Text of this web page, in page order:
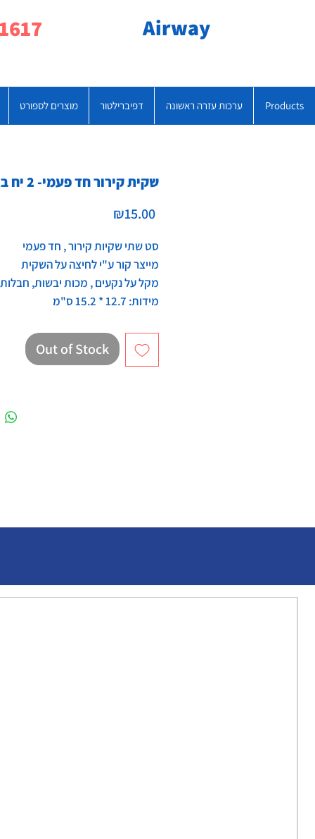
Airway
Products ערכות עזרה ראשונה דפיברילטור מוצרים לספורט
שקית קירור חד פעמי- 2 יח באריזה
₪15.00Price
סט שתי שקיות קירור , חד פעמי
מייצר קור ע"י לחיצה על השקית
מקל על נקעים , מכות יבשות, חבלות
מידות: 12.7 * 15.2 ס"מ
Out of Stock